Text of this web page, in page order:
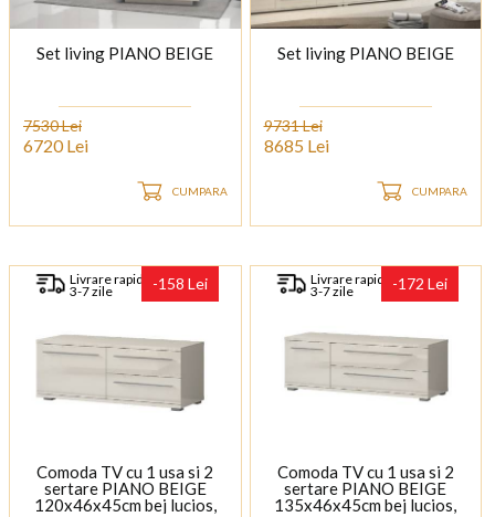
Set living PIANO BEIGE
7530 Lei
6720 Lei
CUMPARA
Set living PIANO BEIGE
9731 Lei
8685 Lei
CUMPARA
Livrare rapida
3-7 zile -158 Lei
Comoda TV cu 1 usa si 2
sertare PIANO BEIGE
120x46x45cm bej lucios,
Livrare rapida
3-7 zile -172 Lei
Comoda TV cu 1 usa si 2
sertare PIANO BEIGE
135x46x45cm bej lucios,